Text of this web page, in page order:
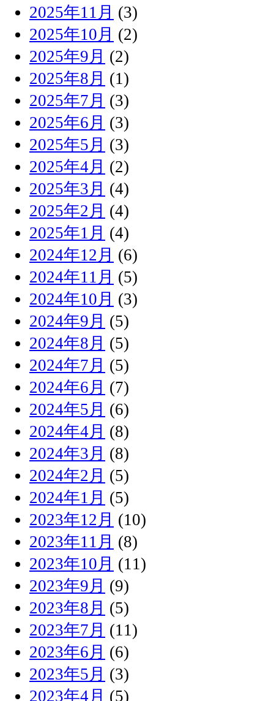
2025年11月 (3)
2025年10月 (2)
2025年9月 (2)
2025年8月 (1)
2025年7月 (3)
2025年6月 (3)
2025年5月 (3)
2025年4月 (2)
2025年3月 (4)
2025年2月 (4)
2025年1月 (4)
2024年12月 (6)
2024年11月 (5)
2024年10月 (3)
2024年9月 (5)
2024年8月 (5)
2024年7月 (5)
2024年6月 (7)
2024年5月 (6)
2024年4月 (8)
2024年3月 (8)
2024年2月 (5)
2024年1月 (5)
2023年12月 (10)
2023年11月 (8)
2023年10月 (11)
2023年9月 (9)
2023年8月 (5)
2023年7月 (11)
2023年6月 (6)
2023年5月 (3)
2023年4月 (5)